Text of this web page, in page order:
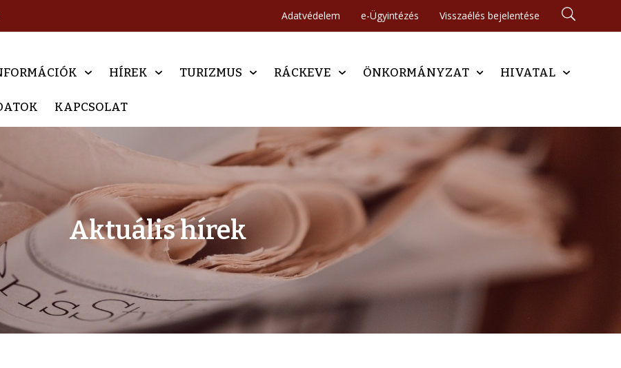
Adatvédelem e-Ügyintézés Visszaélés bejelentése
HÍREK TURIZMUS RÁCKEVE ÖNKORMÁNYZAT HIVATAL
KAPCSOLAT
Aktuális hírek